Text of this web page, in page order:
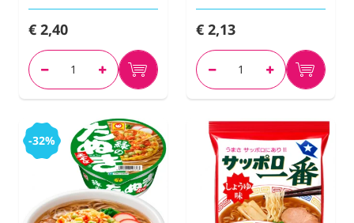
€ 2,40 € 2,13
-32%